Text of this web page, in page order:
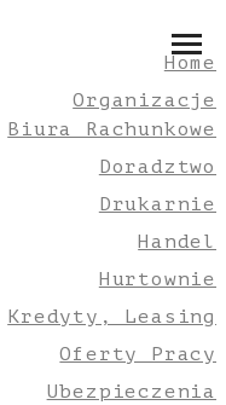
Home
Organizacje
Biura Rachunkowe
Doradztwo
Drukarnie
Handel
Hurtownie
Kredyty, Leasing
Oferty Pracy
Ubezpieczenia